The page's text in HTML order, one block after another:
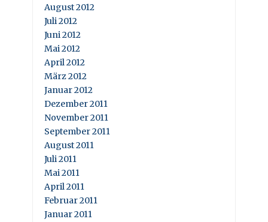
August 2012
Juli 2012
Juni 2012
Mai 2012
April 2012
März 2012
Januar 2012
Dezember 2011
November 2011
September 2011
August 2011
Juli 2011
Mai 2011
April 2011
Februar 2011
Januar 2011